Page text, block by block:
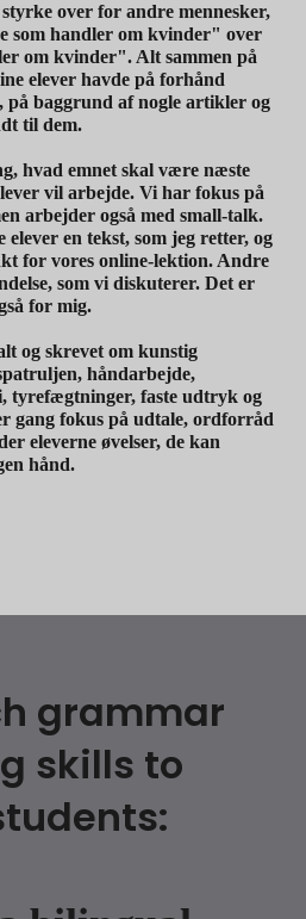
over for andre mennesker,
som handler om kvinder" over
om kvinder". Alt sammen på
elever havde på forhånd
på baggrund af nogle artikler og
til dem.
hvad emnet skal være næste
vil arbejde. Vi har fokus på
arbejder også med small-talk.
elever en tekst, som jeg retter, og
for vores online-lektion. Andre
som vi diskuterer. Det er
for mig.
og skrevet om kunstig
håndarbejde,
tyrefægtninger, faste udtryk og
gang fokus på udtale, ordforråd
eleverne øvelser, de kan
hånd.
grammar
skills to